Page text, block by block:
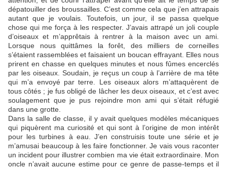
dépatouiller des broussailles. C’est comme cela que j’en attrapais
autant que je voulais. Toutefois, un jour, il se passa quelque
chose qui me força à les respecter. J’avais attrapé un joli couple
d’oiseaux et m’apprêtais à rentrer à la maison avec un ami.
Lorsque nous quittâmes la forêt, des milliers de corneilles
s’étaient rassemblées et faisaient un boucan effrayant. Elles nous
prirent en chasse en quelques minutes et nous fûmes encerclés
par les oiseaux. Soudain, je reçus un coup à l’arrière de ma tête
qui m’a envoyé par terre. Les oiseaux alors m’attaquèrent de
tous côtés ; je fus obligé de lâcher les deux oiseaux, et c’est avec
soulagement que je pus rejoindre mon ami qui s’était réfugié
dans une grotte.
Dans la salle de classe, il y avait quelques modèles mécaniques
qui piquèrent ma curiosité et qui sont à l’origine de mon intérêt
pour les turbines à eau. J’en construisis toute une série et je
m’amusai beaucoup à les faire fonctionner. Je vais vous raconter
un incident pour illustrer combien ma vie était extraordinaire. Mon
oncle n’avait aucune estime pour ce genre de passe-temps et il